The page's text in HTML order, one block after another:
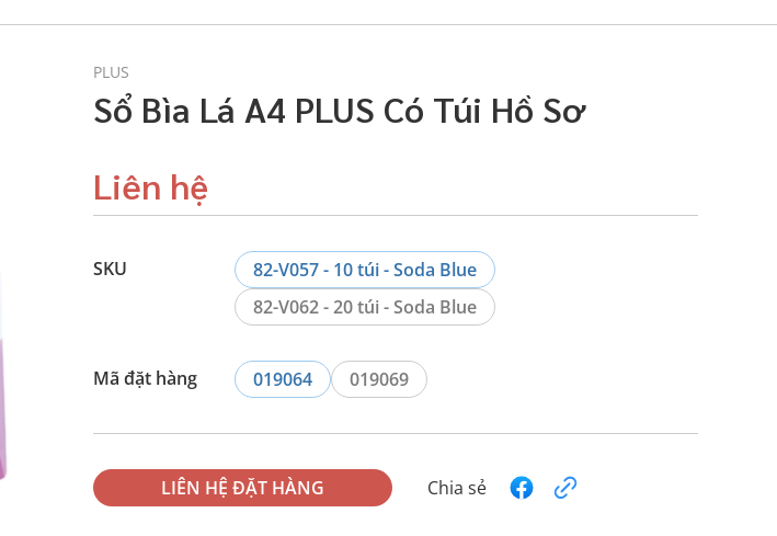
PLUS
Sổ Bìa Lá A4 PLUS Có Túi Hồ Sơ
Liên hệ
SKU
82-V057 - 10 túi - Soda Blue
82-V062 - 20 túi - Soda Blue
Mã đặt hàng 019064 019069
LIÊN HỆ ĐẶT HÀNG Chia sẻ